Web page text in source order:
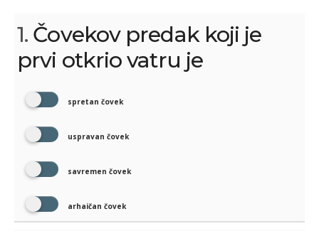
1. Čovekov predak koji je
prvi otkrio vatru je
spretan čovek
uspravan čovek
savremen čovek
arhaičan čovek